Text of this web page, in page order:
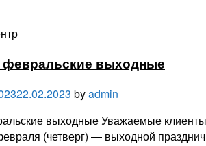
выходные
22.02.2023 byadmin
выходные Уважаемые
(четверг) — выходной